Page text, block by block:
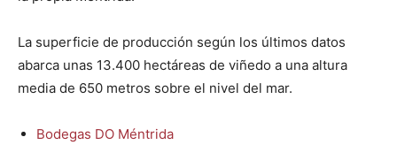
La superficie de producción según los últimos datos
abarca unas 13.400 hectáreas de viñedo a una altura
media de 650 metros sobre el nivel del mar.
Bodegas DO Méntrida